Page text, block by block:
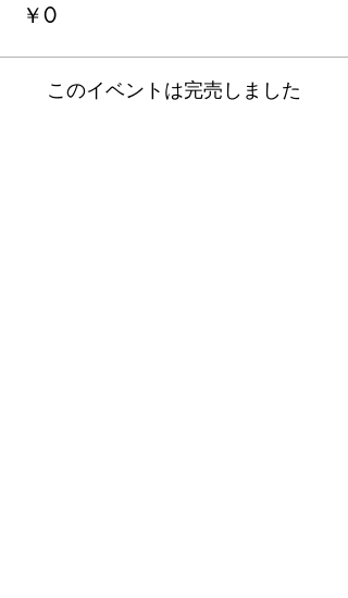
￥0
このイベントは完売しました